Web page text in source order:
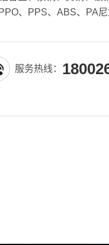
、PPS、ABS、PA尼
服务热线：